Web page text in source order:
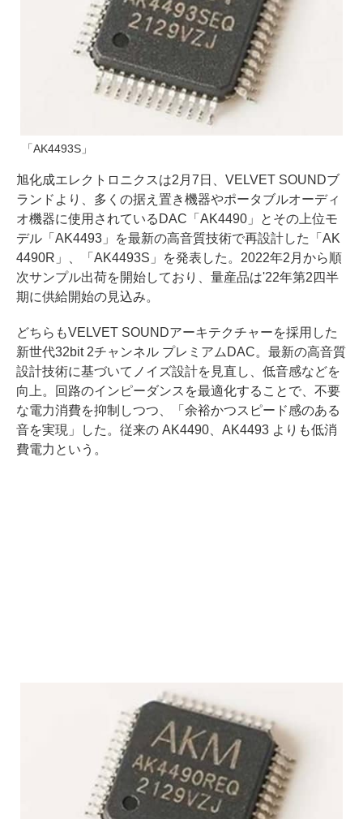
「AK4493S」
旭化成エレクトロニクスは2月7日、VELVET SOUNDブ
ランドより、多くの据え置き機器やポータブルオーディ
オ機器に使用されているDAC「AK4490」とその上位モ
デル「AK4493」を最新の高音質技術で再設計した「AK
4490R」、「AK4493S」を発表した。2022年2月から順
次サンプル出荷を開始しており、量産品は'22年第2四半
期に供給開始の見込み。
どちらもVELVET SOUNDアーキテクチャーを採用した
新世代32bit 2チャンネル プレミアムDAC。最新の高音質
設計技術に基づいてノイズ設計を見直し、低音感などを
向上。回路のインピーダンスを最適化することで、不要
な電力消費を抑制しつつ、「余裕かつスピード感のある
音を実現」した。従来の AK4490、AK4493 よりも低消
費電力という。